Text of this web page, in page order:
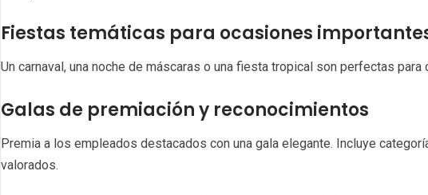
Fiestas temáticas para ocasiones
Un carnaval, una noche de máscaras o una fiesta tropical son perfectas
Galas de premiación y reconocimientos
Premia a los empleados destacados con una gala elegante. Incluye
valorados.